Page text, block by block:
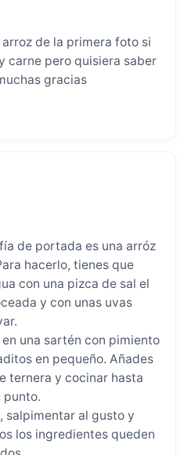
de la primera foto si
carne pero quisiera saber
gracias
de portada es una arróz
hacerlo, tienes que
con una pizca de sal el
y con unas uvas
una sartén con pimiento
en pequeño. Añades
ternera y cocinar hasta
punto.
salpimentar al gusto y
los ingredientes queden